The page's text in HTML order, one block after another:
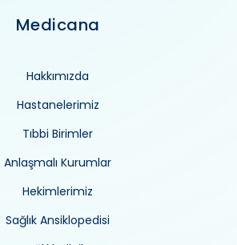
Medicana
Hakkımızda
Hastanelerimiz
Tıbbi Birimler
Anlaşmalı Kurumlar
Hekimlerimiz
Sağlık Ansiklopedisi